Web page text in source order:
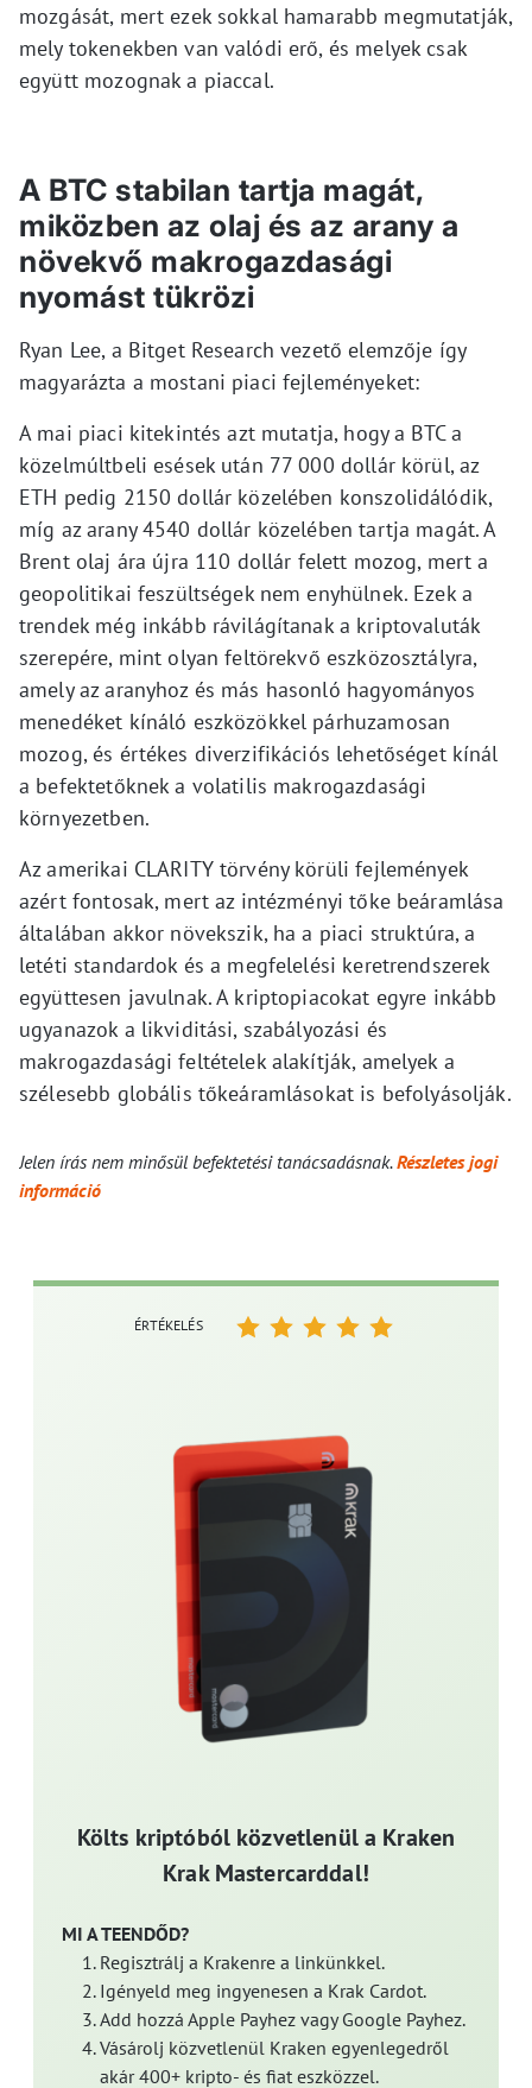
mozgását, mert ezek sokkal hamarabb megmutatják,
mely tokenekben van valódi erő, és melyek csak
együtt mozognak a piaccal.
A BTC stabilan tartja magát,
miközben az olaj és az arany a
növekvő makrogazdasági
nyomást tükrözi
Ryan Lee, a Bitget Research vezető elemzője így
magyarázta a mostani piaci fejleményeket:
A mai piaci kitekintés azt mutatja, hogy a BTC a
közelmúltbeli esések után 77 000 dollár körül, az
ETH pedig 2150 dollár közelében konszolidálódik,
míg az arany 4540 dollár közelében tartja magát. A
Brent olaj ára újra 110 dollár felett mozog, mert a
geopolitikai feszültségek nem enyhülnek. Ezek a
trendek még inkább rávilágítanak a kriptovaluták
szerepére, mint olyan feltörekvő eszközosztályra,
amely az aranyhoz és más hasonló hagyományos
menedéket kínáló eszközökkel párhuzamosan
mozog, és értékes diverzifikációs lehetőséget kínál
a befektetőknek a volatilis makrogazdasági
környezetben.
Az amerikai CLARITY törvény körüli fejlemények
azért fontosak, mert az intézményi tőke beáramlása
általában akkor növekszik, ha a piaci struktúra, a
letéti standardok és a megfelelési keretrendszerek
együttesen javulnak. A kriptopiacokat egyre inkább
ugyanazok a likviditási, szabályozási és
makrogazdasági feltételek alakítják, amelyek a
szélesebb globális tőkeáramlásokat is befolyásolják.
Jelen írás nem minősül befektetési tanácsadásnak.Részletes jogi
információ
Költs kriptóból közvetlenül a Kraken
Krak Mastercarddal!
MI A TEENDŐD?
Regisztrálj a Krakenre a linkünkkel.
Igényeld meg ingyenesen a Krak Cardot.
Add hozzá Apple Payhez vagy Google Payhez.
Vásárolj közvetlenül Kraken egyenlegedről
akár 400+ kripto- és fiat eszközzel.
ÉRTÉKELÉS